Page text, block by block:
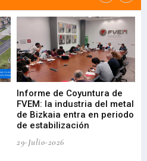
Informe de Coyuntura de
FVEM: la industria del metal
de Bizkaia entra en periodo
de estabilización
29-Julio-2026